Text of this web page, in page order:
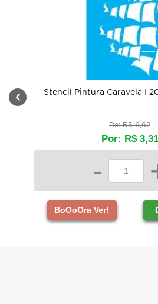
Stencil Pintura Caravela I
De: R$ 6,62
Por: R$ 3,31
-
BoOoOra Ver!